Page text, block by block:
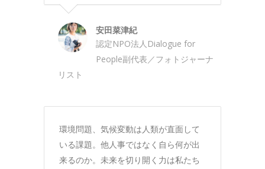
安田菜津紀
認定NPO法人Dialogue for
People副代表／フォトジャーナ
リスト
環境問題、気候変動は人類が直面して
いる課題。他人事ではなく自ら何が出
来るのか。未来を切り開く力は私たち